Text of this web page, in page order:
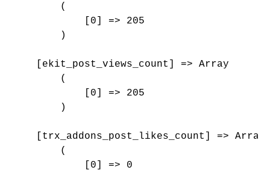
        (
            [0] => 205
        )
    [ekit_post_views_count] => Array
        (
            [0] => 205
        )
    [trx_addons_post_likes_count] => Array
        (
            [0] => 0